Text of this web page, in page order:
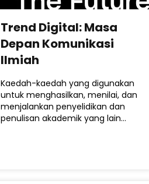
Trend Digital: Masa
Depan Komunikasi
Ilmiah
Kaedah-kaedah yang digunakan
untuk menghasilkan, menilai, dan
menjalankan penyelidikan dan
penulisan akademik yang lain…